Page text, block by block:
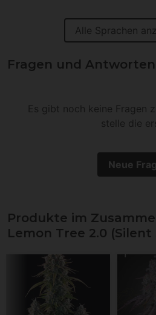
Alle Sprachen
Fragen und Antworten
Es gibt noch keine Fragen
stelle die
Neue
Produkte im
Lemon Tree 2.0 (Silent